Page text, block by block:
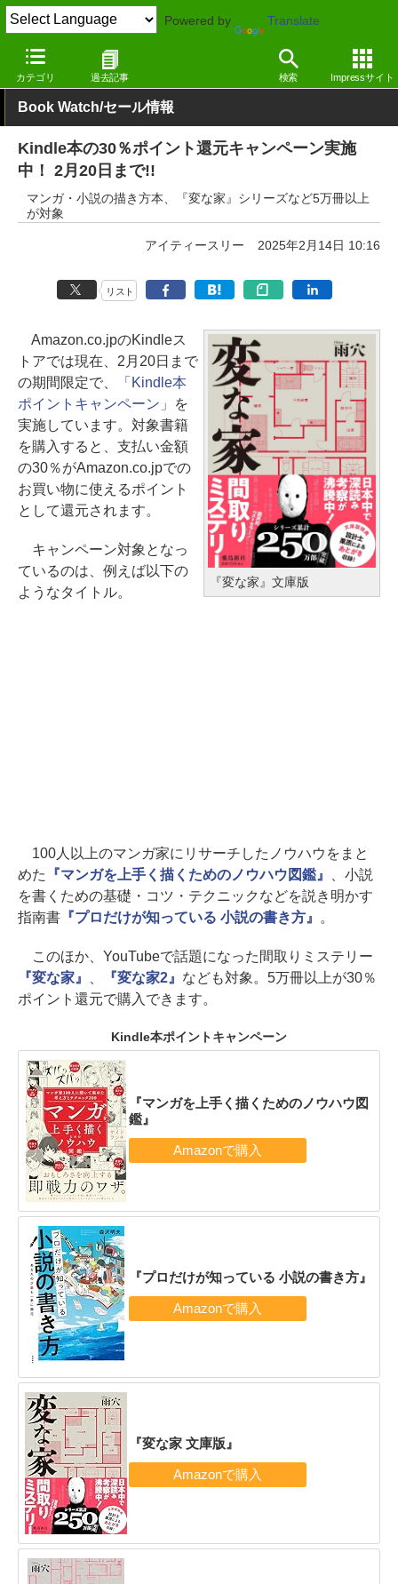
Powered by Translate
カテゴリ 過去記事 検索 Impressサイト
窓の杜 電子書籍・本
Book Watch/セール情報
Kindle本の30％ポイント還元キャンペーン実施
中！ 2月20日まで!!
マンガ・小説の描き方本、『変な家』シリーズなど5万冊以上
が対象
アイティースリー 2025年2月14日 10:16
リスト
『変な家』文庫版
Amazon.co.jpのKindleス
トアでは現在、2月20日まで
の期間限定で、
「Kindle本
ポイントキャンペーン」
を
実施しています。対象書籍
を購入すると、支払い金額
の30％がAmazon.co.jpでの
お買い物に使えるポイント
として還元されます。
キャンペーン対象となっ
ているのは、例えば以下の
ようなタイトル。
100人以上のマンガ家にリサーチしたノウハウをまと
めた
『マンガを上手く描くためのノウハウ図鑑』
、小説
を書くための基礎・コツ・テクニックなどを説き明かす
指南書『プロだけが知っている 小説の書き方』 。
このほか、YouTubeで話題になった間取りミステリー
『変な家』
『変な家2』 なども対象。5万冊以上が30％
ポイント還元で購入できます。
Kindle本ポイントキャンペーン
『マンガを上手く描くためのノウハウ図
鑑』
『プロだけが知っている 小説の書き方』
『変な家 文庫版』